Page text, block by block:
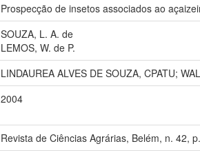
Prospecção de insetos associados ao
SOUZA, L. A. de
LEMOS, W. de P.
LINDAUREA ALVES DE SOUZA, CPATU;
2004
Revista de Ciências Agrárias, Belém, n. 42,